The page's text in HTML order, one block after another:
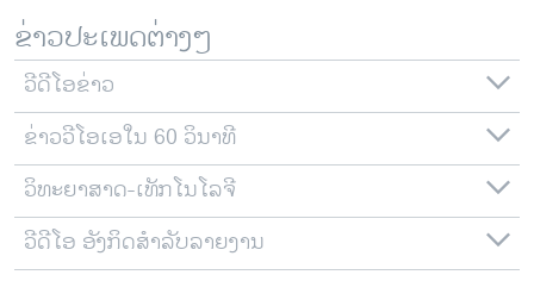
ສຽງ
ລາຍການກະຈາຍສຽງ
ລາຍງານ
ຕິດຕາມພວກເຮົາ ທີ່
ພາສາຕ່າງໆ
ຂ່າວປະເພດຕ່າງໆ
ວີດີໂອຂ່າວ
ຂ່າວວີໂອເອໃນ 60 ວິນາທີ
ວິທະຍາສາດ-ເທັກໂນໂລຈີ
ວີດີໂອ ອັງກິດສຳລັບລາຍງານ